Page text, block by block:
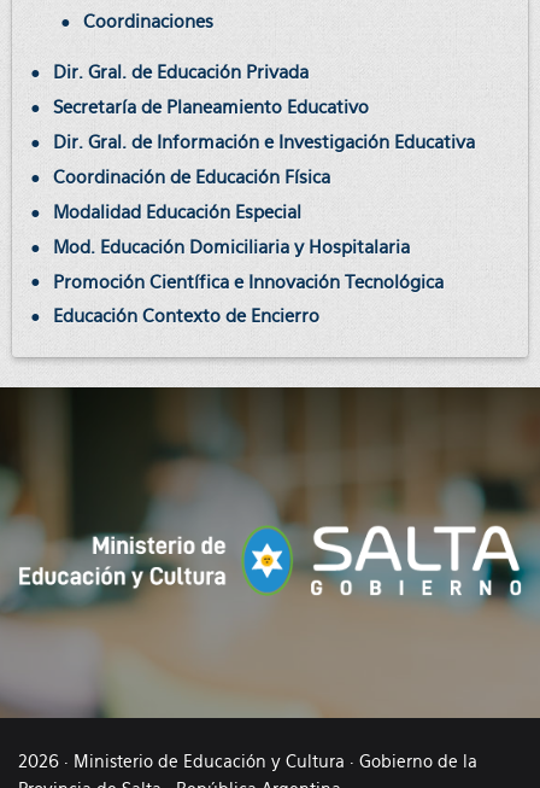
Coordinaciones
Dir. Gral. de Educación Privada
Secretaría de Planeamiento Educativo
Dir. Gral. de Información e Investigación Educativa
Coordinación de Educación Física
Modalidad Educación Especial
Mod. Educación Domiciliaria y Hospitalaria
Promoción Científica e Innovación Tecnológica
Educación Contexto de Encierro
2026 · Ministerio de Educación y Cultura · Gobierno de la